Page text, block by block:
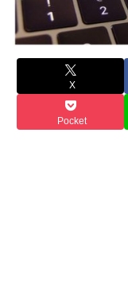
X
Pocket